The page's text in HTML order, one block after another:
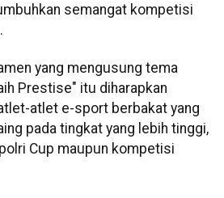
semangat kompetisi
yang mengusung tema
Prestise" itu diharapkan
atlet e-sport berbakat yang
pada tingkat yang lebih tinggi,
Cup maupun kompetisi